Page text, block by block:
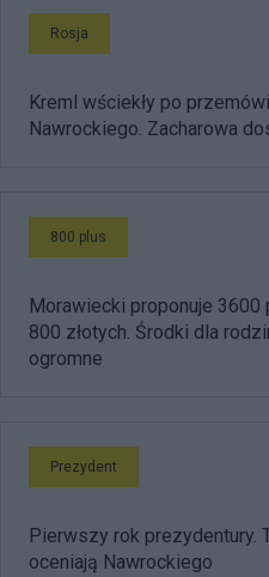
Rosja
Kreml wściekły po
Nawrockiego. Zacharowa
800 plus
Morawiecki proponuje 3600
800 złotych. Środki dla
ogromne
Prezydent
Pierwszy rok prezydentury.
oceniają Nawrockiego